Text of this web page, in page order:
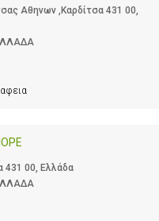
Αθηνων ,Καρδίτσα 431 00,
431 00, Ελλάδα